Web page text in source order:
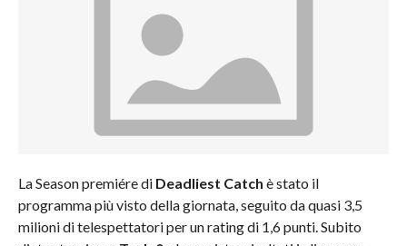
La Season premiére diDeadliest Catch è stato il
programma più visto della giornata, seguito da quasi 3,5
milioni di telespettatori per un rating di 1,6 punti. Subito